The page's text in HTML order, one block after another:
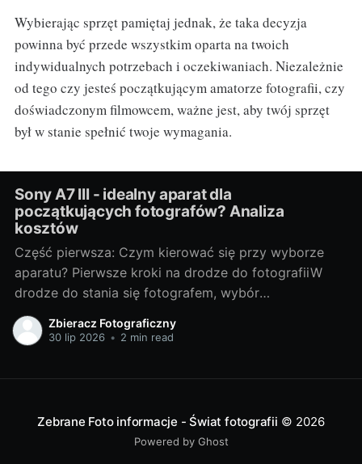
Wybierając sprzęt pamiętaj jednak, że taka decyzja
powinna być przede wszystkim oparta na twoich
indywidualnych potrzebach i oczekiwaniach. Niezależnie
od tego czy jesteś początkującym amatorze fotografii, czy
doświadczonym filmowcem, ważne jest, aby twój sprzęt
był w stanie spełnić twoje wymagania.
Sony A7 III - idealny aparat dla
początkujących fotografów? Analiza
kosztów
Część pierwsza: Czym kierować się przy wyborze
aparatu? Pierwsze kroki na drodze do fotografiiW
drodze do stania się fotografem, wybór
odpowiedniego sprzętu jest jednym z
najważniejszych kroków. Bez względu na to, czy
Zbieracz Fotograficzny
30 lip 2026 • 2 min read
Zebrane Foto informacje - Świat fotografii © 2026
Powered by Ghost